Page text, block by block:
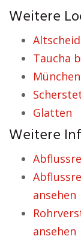
Weitere
Altscheid
Taucha
Glatten
Weitere
ansehen
ansehen